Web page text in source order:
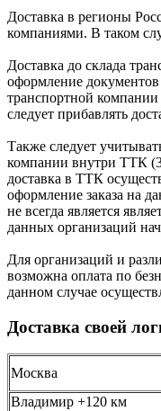
Доcтавка в регионы
компаниями. В таком
Доставка до склада
оформление
транспортной
следует прибавлять
Также следует
компании внутри ТТК
доставка в ТТК
оформление заказа на
не всегда является
данных организаций
Для организаций и
возможна оплата по
данном случае
Доставка своей
Москва
Владимир +120 км